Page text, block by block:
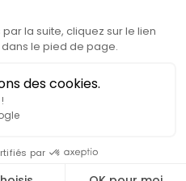
droits réservés.